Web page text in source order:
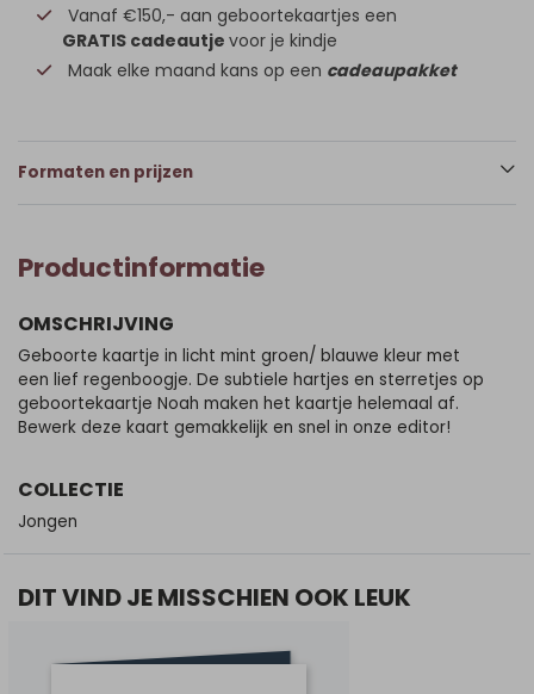
Vanaf €150,- aan geboortekaartjes een
GRATIS cadeautje voor je kindje
Maak elke maand kans op een cadeaupakket
Formaten en prijzen
Productinformatie
OMSCHRIJVING
Geboorte kaartje in licht mint groen/ blauwe kleur met
een lief regenboogje. De subtiele hartjes en sterretjes op
geboortekaartje Noah maken het kaartje helemaal af.
Bewerk deze kaart gemakkelijk en snel in onze editor!
COLLECTIE
Jongen
DIT VIND JE MISSCHIEN OOK LEUK